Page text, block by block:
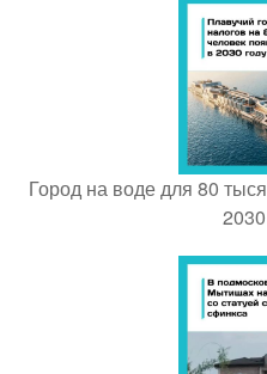
Город на воде для 80